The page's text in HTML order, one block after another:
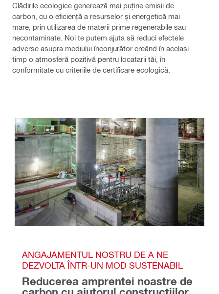
Clădirile ecologice generează mai puține emisii de
carbon, cu o eficiență a resurselor și energetică mai
mare, prin utilizarea de materii prime regenerabile sau
necontaminate. Noi te putem ajuta să reduci efectele
adverse asupra mediului înconjurător creând în același
timp o atmosferă pozitivă pentru locatarii tăi, în
conformitate cu criteriile de certificare ecologică.
ANGAJAMENTUL NOSTRU DE A NE
DEZVOLTA ÎNTR-UN MOD SUSTENABIL
Reducerea amprentei noastre de